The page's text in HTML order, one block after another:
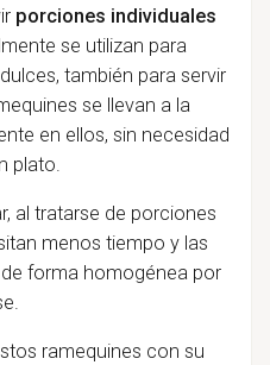
porciones individuales
se utilizan para
también para servir
se llevan a la
en ellos, sin necesidad
plato.
al tratarse de porciones
menos tiempo y las
forma homogénea por
ramequines con su